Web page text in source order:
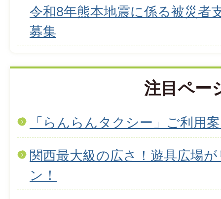
令和8年熊本地震に係る被災者
募集
注目ペー
「らんらんタクシー」ご利用
関西最大級の広さ！遊具広場
ン！